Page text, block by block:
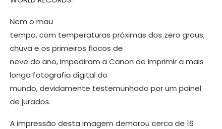
Nem o mau
tempo, com temperaturas próximas dos zero graus,
chuva e os primeiros flocos de
neve do ano, impediram a Canon de imprimir a mais
longa fotografia digital do
mundo, devidamente testemunhado por um painel
de jurados.
A impressão desta imagem demorou cerca de 16